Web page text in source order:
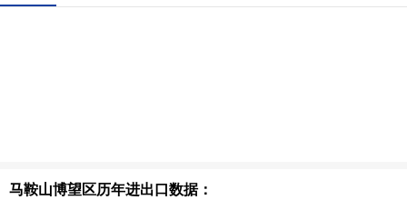
马鞍山博望区历年进出口数据：